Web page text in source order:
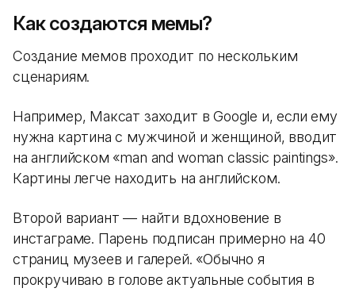
Как создаются мемы?
Создание мемов проходит по нескольким
сценариям.
Например, Максат заходит в Google и, если ему
нужна картина с мужчиной и женщиной, вводит
на английском «man and woman classic paintings».
Картины легче находить на английском.
Второй вариант — найти вдохновение в
инстаграме. Парень подписан примерно на 40
страниц музеев и галерей. «Обычно я
прокручиваю в голове актуальные события в